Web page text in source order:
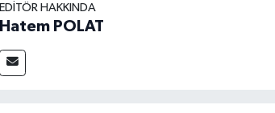
EDITÖR HAKKINDA
Hatem POLAT